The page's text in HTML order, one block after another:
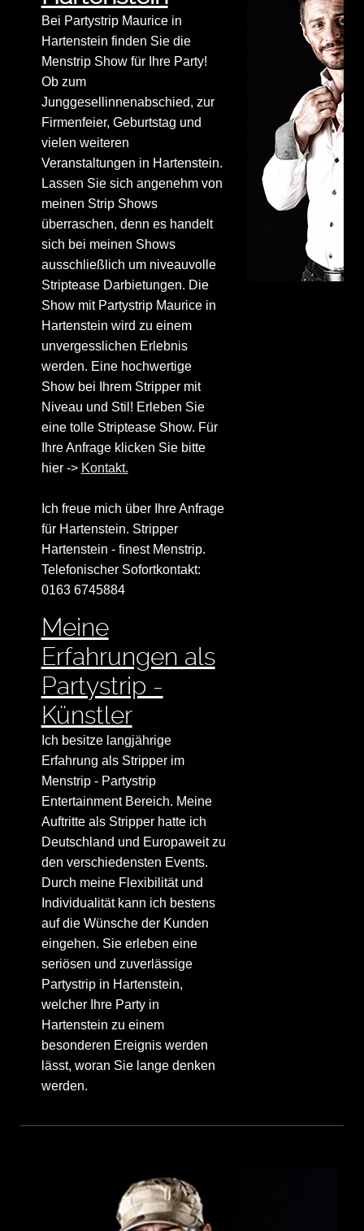
Bei Partystrip Maurice in
Hartenstein finden Sie die
Menstrip Show für Ihre Party!
Ob zum
Junggesellinnenabschied, zur
Firmenfeier, Geburtstag und
vielen weiteren
Veranstaltungen in Hartenstein.
Lassen Sie sich angenehm von
meinen Strip Shows
überraschen, denn es handelt
sich bei meinen Shows
ausschließlich um niveauvolle
Striptease Darbietungen. Die
Show mit Partystrip Maurice in
Hartenstein wird zu einem
unvergesslichen Erlebnis
werden. Eine hochwertige
Show bei Ihrem Stripper mit
Niveau und Stil! Erleben Sie
eine tolle Striptease Show. Für
Ihre Anfrage klicken Sie bitte
hier -> Kontakt.
Ich freue mich über Ihre Anfrage
für Hartenstein. Stripper
Hartenstein - finest Menstrip.
Telefonischer Sofortkontakt:
0163 6745884
Meine
Erfahrungen als
Partystrip -
Künstler
Ich besitze langjährige
Erfahrung als Stripper im
Menstrip - Partystrip
Entertainment Bereich. Meine
Auftritte als Stripper hatte ich
Deutschland und Europaweit zu
den verschiedensten Events.
Durch meine Flexibilität und
Individualität kann ich bestens
auf die Wünsche der Kunden
eingehen. Sie erleben eine
seriösen und zuverlässige
Partystrip in Hartenstein,
welcher Ihre Party in
Hartenstein zu einem
besonderen Ereignis werden
lässt, woran Sie lange denken
werden.